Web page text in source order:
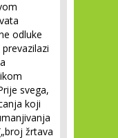
odluke
svega,
koji
žrtava